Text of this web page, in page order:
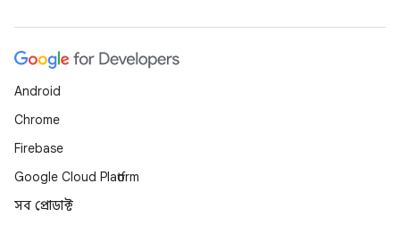
Android
Chrome
Firebase
Google Cloud Platform
সব প্রোডাক্ট